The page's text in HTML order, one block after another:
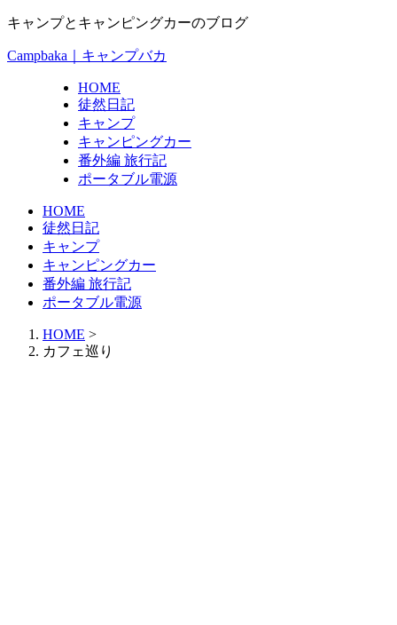
キャンプとキャンピングカーのブログ
Campbaka｜キャンプバカ
HOME
徒然日記
キャンプ
キャンピングカー
番外編 旅行記
ポータブル電源
HOME
徒然日記
キャンプ
キャンピングカー
番外編 旅行記
ポータブル電源
HOME >
カフェ巡り